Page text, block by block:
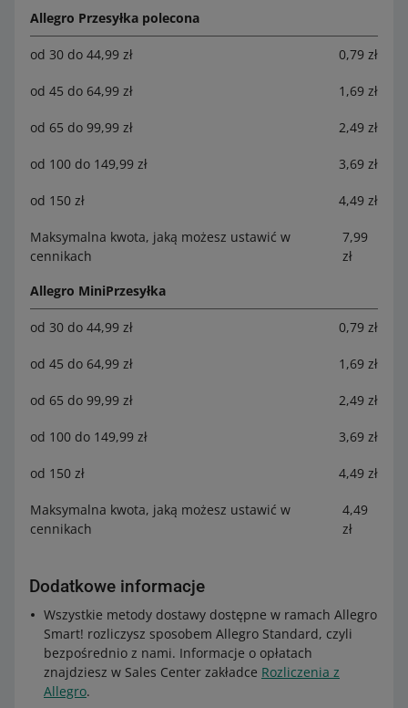
Allegro Przesyłka polecona
od 30 do 44,99 zł 0,79 zł
od 45 do 64,99 zł 1,69 zł
od 65 do 99,99 zł 2,49 zł
od 100 do 149,99 zł 3,69 zł
od 150 zł 4,49 zł
Maksymalna kwota, jaką możesz ustawić w
cennikach
7,99
zł
Allegro MiniPrzesyłka
od 30 do 44,99 zł 0,79 zł
od 45 do 64,99 zł 1,69 zł
od 65 do 99,99 zł 2,49 zł
od 100 do 149,99 zł 3,69 zł
od 150 zł 4,49 zł
Maksymalna kwota, jaką możesz ustawić w
cennikach
4,49
zł
Dodatkowe informacje
Wszystkie metody dostawy dostępne w ramach Allegro
Smart! rozliczysz sposobem Allegro Standard, czyli
bezpośrednio z nami. Informacje o opłatach
znajdziesz w Sales Center zakładce Rozliczenia z
Allegro.